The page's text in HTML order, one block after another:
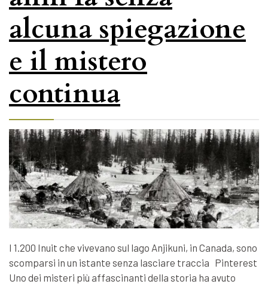
alcuna spiegazione
e il mistero
continua
I 1.200 Inuit che vivevano sul lago Anjikuni, in Canada, sono
scomparsi in un istante senza lasciare traccia Pinterest
Uno dei misteri più affascinanti della storia ha avuto